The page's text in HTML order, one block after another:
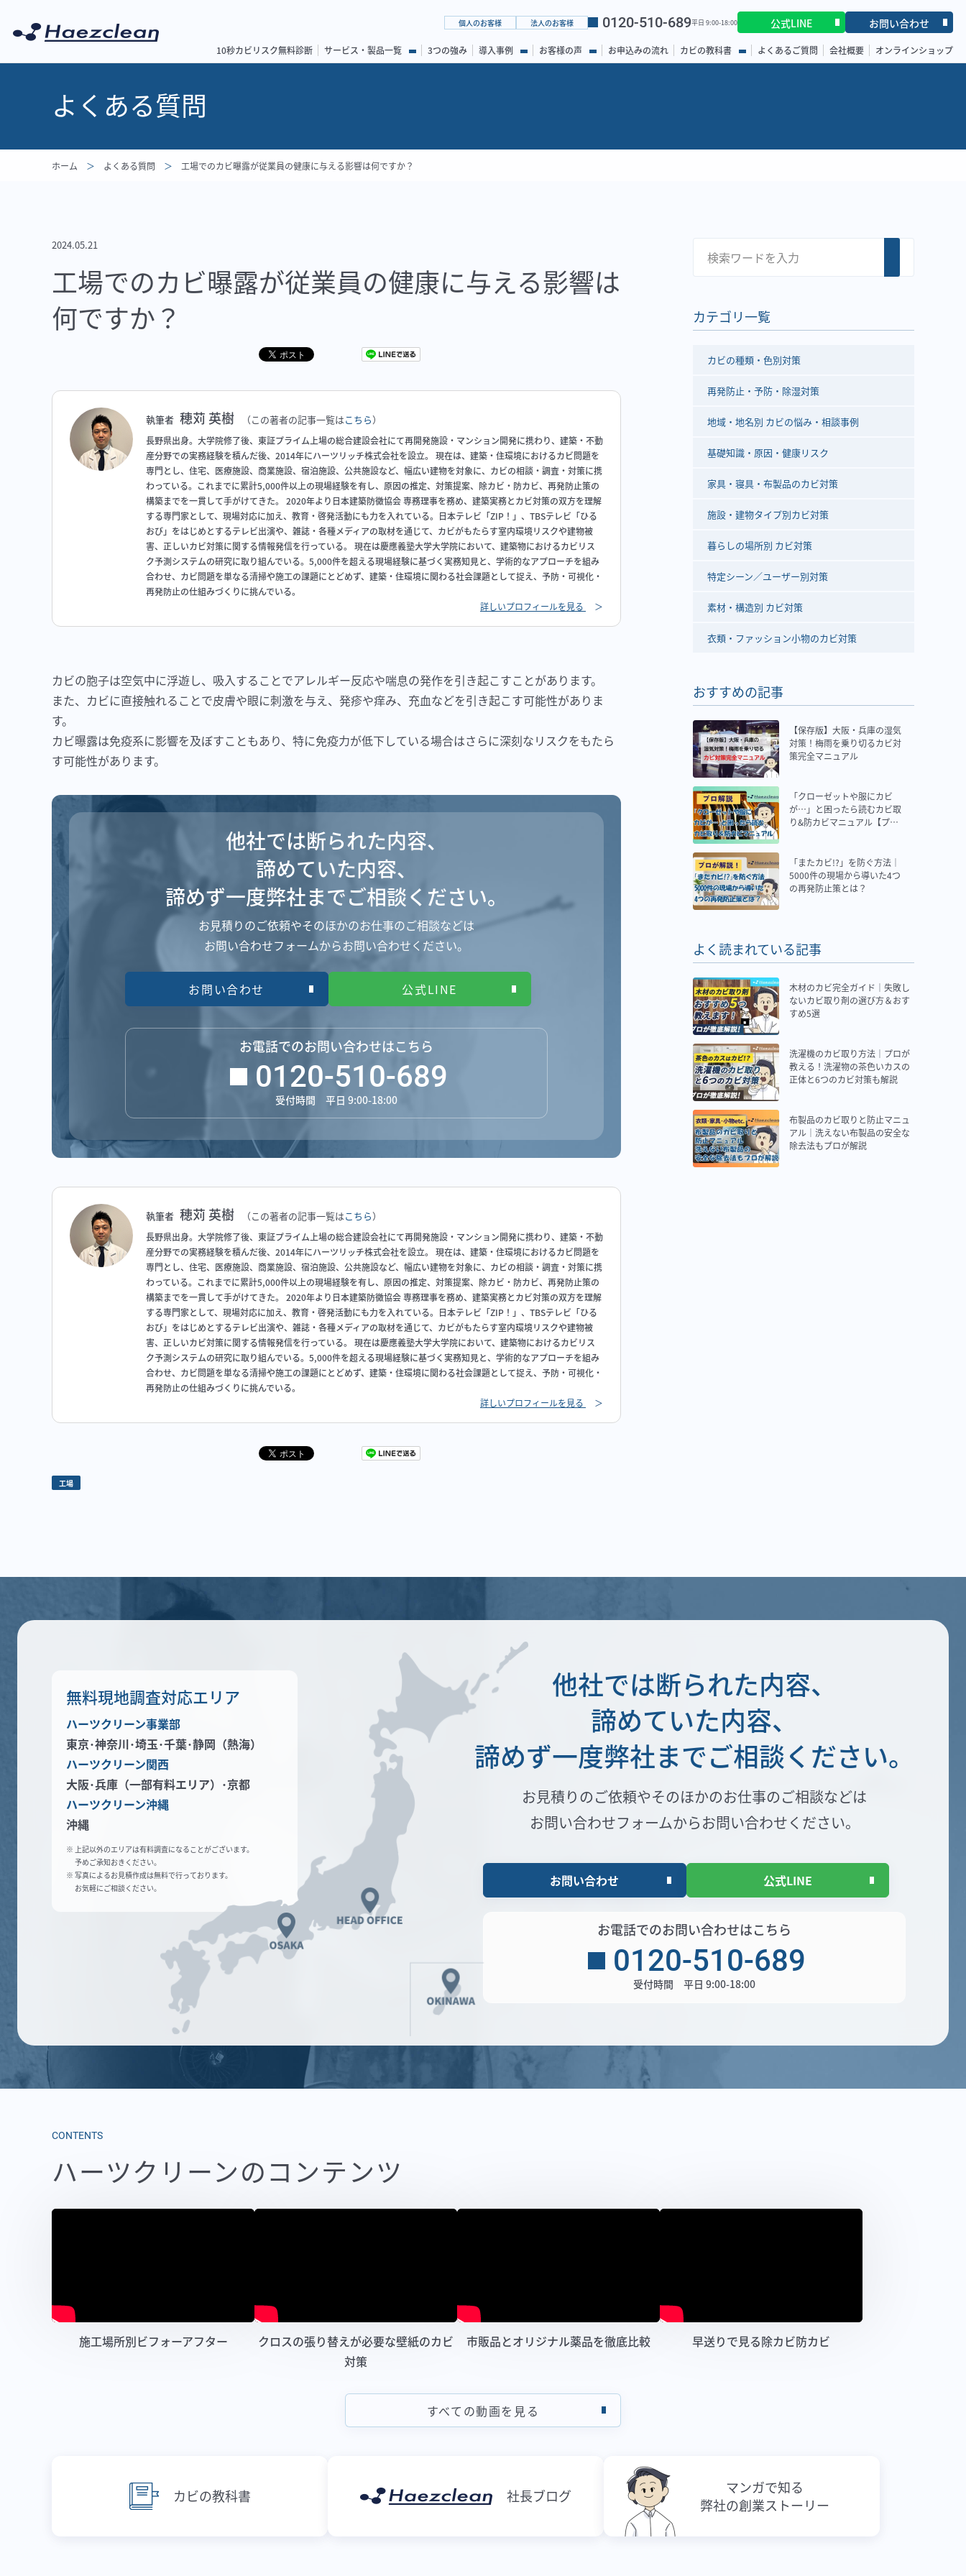
個人のお客様 法人のお客様 0120-510-689平日 9:00-18:00 公式LINE お問い合わせ
10秒カビリスク無料診断 サービス・製品一覧 3つの強み 導入事例 お客様の声 お申込みの流れ カビの教科書 よくあるご質問 会社概要 オンラインショップ
よくある質問
ホーム よくある質問 工場でのカビ曝露が従業員の健康に与える影響は何ですか？
2024.05.21
工場でのカビ曝露が従業員の健康に与える影響は
何ですか？
執筆者 穂苅 英樹 （この著者の記事一覧はこちら）
長野県出身。大学院修了後、東証プライム上場の総合建設会社にて再開発施設・マンション開発に携わり、建築・不動
産分野での実務経験を積んだ後、2014年にハーツリッチ株式会社を設立。 現在は、建築・住環境におけるカビ問題を
専門とし、住宅、医療施設、商業施設、宿泊施設、公共施設など、幅広い建物を対象に、カビの相談・調査・対策に携
わっている。これまでに累計5,000件以上の現場経験を有し、原因の推定、対策提案、除カビ・防カビ、再発防止策の
構築までを一貫して手がけてきた。 2020年より日本建築防黴協会 専務理事を務め、建築実務とカビ対策の双方を理解
する専門家として、現場対応に加え、教育・啓発活動にも力を入れている。日本テレビ「ZIP！」、TBSテレビ「ひる
おび」をはじめとするテレビ出演や、雑誌・各種メディアの取材を通じて、カビがもたらす室内環境リスクや建物被
害、正しいカビ対策に関する情報発信を行っている。 現在は慶應義塾大学大学院において、建築物におけるカビリス
ク予測システムの研究に取り組んでいる。5,000件を超える現場経験に基づく実務知見と、学術的なアプローチを組み
合わせ、カビ問題を単なる清掃や施工の課題にとどめず、建築・住環境に関わる社会課題として捉え、予防・可視化・
再発防止の仕組みづくりに挑んでいる。
詳しいプロフィールを見る
＞
カビの胞子は空気中に浮遊し、吸入することでアレルギー反応や喘息の発作を引き起こすことがあります。
また、カビに直接触れることで皮膚や眼に刺激を与え、発疹や痒み、充血などを引き起こす可能性がありま
す。
カビ曝露は免疫系に影響を及ぼすこともあり、特に免疫力が低下している場合はさらに深刻なリスクをもたら
す可能性があります。
他社では断られた内容、
諦めていた内容、
諦めず一度弊社までご相談ください。
お見積りのご依頼やそのほかのお仕事のご相談などは
お問い合わせフォームからお問い合わせください。
お問い合わせ 公式LINE
お電話でのお問い合わせはこちら
0120-510-689
受付時間 平日 9:00-18:00
執筆者 穂苅 英樹 （この著者の記事一覧はこちら）
長野県出身。大学院修了後、東証プライム上場の総合建設会社にて再開発施設・マンション開発に携わり、建築・不動
産分野での実務経験を積んだ後、2014年にハーツリッチ株式会社を設立。 現在は、建築・住環境におけるカビ問題を
専門とし、住宅、医療施設、商業施設、宿泊施設、公共施設など、幅広い建物を対象に、カビの相談・調査・対策に携
わっている。これまでに累計5,000件以上の現場経験を有し、原因の推定、対策提案、除カビ・防カビ、再発防止策の
構築までを一貫して手がけてきた。 2020年より日本建築防黴協会 専務理事を務め、建築実務とカビ対策の双方を理解
する専門家として、現場対応に加え、教育・啓発活動にも力を入れている。日本テレビ「ZIP！」、TBSテレビ「ひる
おび」をはじめとするテレビ出演や、雑誌・各種メディアの取材を通じて、カビがもたらす室内環境リスクや建物被
害、正しいカビ対策に関する情報発信を行っている。 現在は慶應義塾大学大学院において、建築物におけるカビリス
ク予測システムの研究に取り組んでいる。5,000件を超える現場経験に基づく実務知見と、学術的なアプローチを組み
合わせ、カビ問題を単なる清掃や施工の課題にとどめず、建築・住環境に関わる社会課題として捉え、予防・可視化・
再発防止の仕組みづくりに挑んでいる。
詳しいプロフィールを見る
＞
工場
カテゴリ一覧
カビの種類・色別対策
再発防止・予防・除湿対策
地域・地名別 カビの悩み・相談事例
基礎知識・原因・健康リスク
家具・寝具・布製品のカビ対策
施設・建物タイプ別カビ対策
暮らしの場所別 カビ対策
特定シーン／ユーザー別対策
素材・構造別 カビ対策
衣類・ファッション小物のカビ対策
おすすめの記事
【保存版】大阪・兵庫の湿気
対策！梅雨を乗り切るカビ対
策完全マニュアル
「クローゼットや服にカビ
が…」と困ったら読むカビ取
り&防カビマニュアル【プロ
「またカビ!?」を防ぐ方法｜
5000件の現場から導いた4つ
の再発防止策とは？
よく読まれている記事
木材のカビ完全ガイド｜失敗し
ないカビ取り剤の選び方＆おす
すめ5選
洗濯機のカビ取り方法｜プロが
教える！洗濯物の茶色いカスの
正体と6つのカビ対策も解説
布製品のカビ取りと防止マニュ
アル｜洗えない布製品の安全な
除去法もプロが解説
無料現地調査対応エリア
ハーツクリーン事業部
東京･神奈川･埼玉･千葉･静岡（熱海）
ハーツクリーン関西
大阪･兵庫（一部有料エリア） ･京都
ハーツクリーン沖縄
沖縄
※ 上記以外のエリアは有料調査になることがございます。
予めご承知おきください。
※ 写真によるお見積作成は無料で行っております。
お気軽にご相談ください。
他社では断られた内容、
諦めていた内容、
諦めず一度弊社までご相談ください。
お見積りのご依頼やそのほかのお仕事のご相談などは
お問い合わせフォームからお問い合わせください。
お問い合わせ 公式LINE
お電話でのお問い合わせはこちら
0120-510-689
受付時間 平日 9:00-18:00
CONTENTS
ハーツクリーンのコンテンツ
施工場所別ビフォーアフター
クロスの張り替えが必要な壁紙のカビ
対策
市販品とオリジナル薬品を徹底比較 早送りで見る除カビ防カビ
すべての動画を見る
カビの教科書 社長ブログ
マンガで知る
弊社の創業ストーリー